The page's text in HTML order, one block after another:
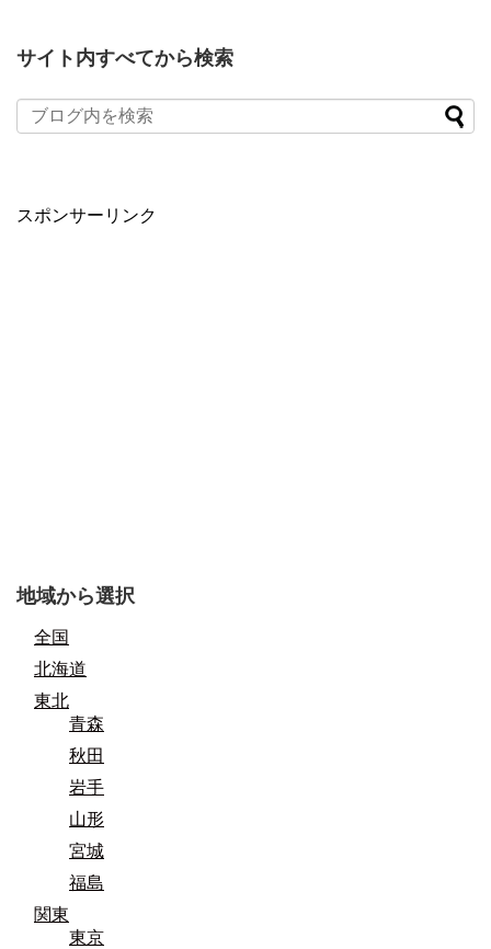
サイト内すべてから検索
スポンサーリンク
地域から選択
全国
北海道
東北
青森
秋田
岩手
山形
宮城
福島
関東
東京